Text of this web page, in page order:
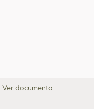
Ver documento